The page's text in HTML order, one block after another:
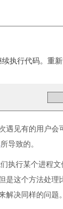
续执行代码。重
遇见有的用户
所导致的。
执行某个进程
这个方法处理
解决同样的问题。